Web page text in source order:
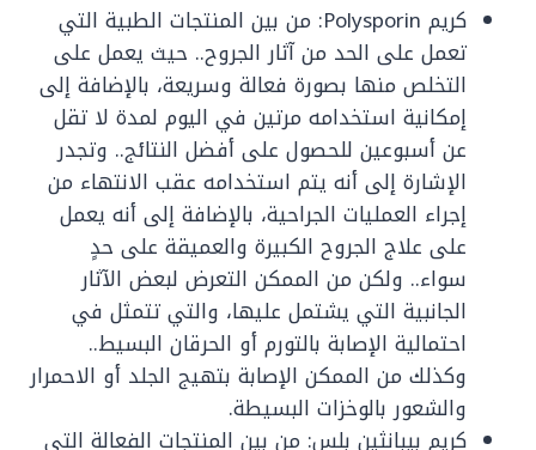
كريم Polysporin: من بين المنتجات الطبية التي
تعمل على الحد من آثار الجروح.. حيث يعمل على
التخلص منها بصورة فعالة وسريعة، بالإضافة إلى
إمكانية استخدامه مرتين في اليوم لمدة لا تقل
عن أسبوعين للحصول على أفضل النتائج.. وتجدر
الإشارة إلى أنه يتم استخدامه عقب الانتهاء من
إجراء العمليات الجراحية، بالإضافة إلى أنه يعمل
على علاج الجروح الكبيرة والعميقة على حدٍ
سواء.. ولكن من الممكن التعرض لبعض الآثار
الجانبية التي يشتمل عليها، والتي تتمثل في
احتمالية الإصابة بالتورم أو الحرقان البسيط..
وكذلك من الممكن الإصابة بتهيج الجلد أو الاحمرار
والشعور بالوخزات البسيطة.
كريم بيبانثين بلس: من بين المنتجات الفعالة التي